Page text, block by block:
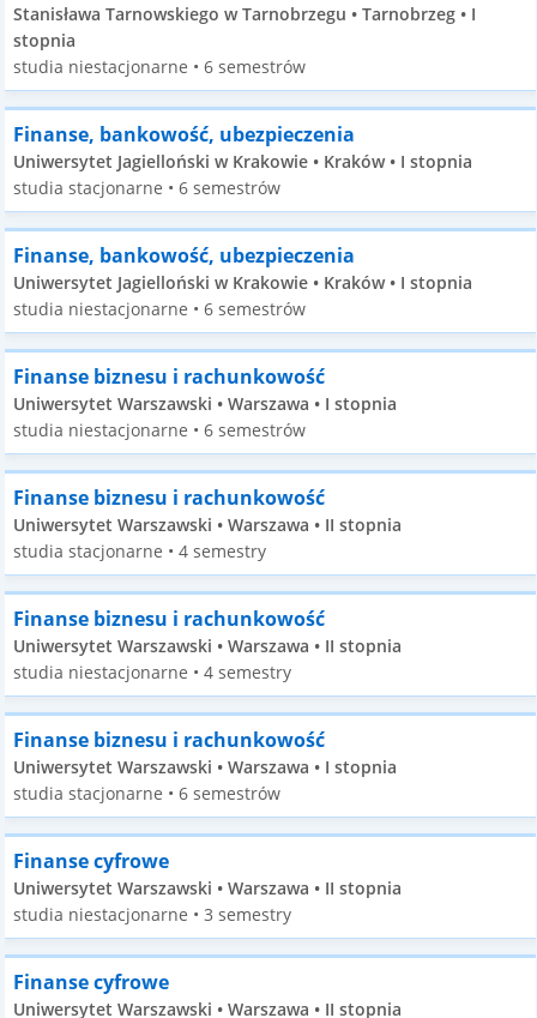
Stanisława Tarnowskiego w Tarnobrzegu • Tarnobrzeg • I
stopnia
studia niestacjonarne • 6 semestrów
Finanse, bankowość, ubezpieczenia
Uniwersytet Jagielloński w Krakowie • Kraków • I stopnia
studia stacjonarne • 6 semestrów
Finanse, bankowość, ubezpieczenia
Uniwersytet Jagielloński w Krakowie • Kraków • I stopnia
studia niestacjonarne • 6 semestrów
Finanse biznesu i rachunkowość
Uniwersytet Warszawski • Warszawa • I stopnia
studia niestacjonarne • 6 semestrów
Finanse biznesu i rachunkowość
Uniwersytet Warszawski • Warszawa • II stopnia
studia stacjonarne • 4 semestry
Finanse biznesu i rachunkowość
Uniwersytet Warszawski • Warszawa • II stopnia
studia niestacjonarne • 4 semestry
Finanse biznesu i rachunkowość
Uniwersytet Warszawski • Warszawa • I stopnia
studia stacjonarne • 6 semestrów
Finanse cyfrowe
Uniwersytet Warszawski • Warszawa • II stopnia
studia niestacjonarne • 3 semestry
Finanse cyfrowe
Uniwersytet Warszawski • Warszawa • II stopnia